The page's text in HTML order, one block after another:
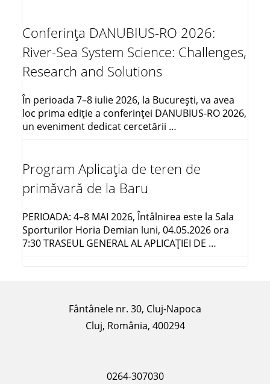
Conferința DANUBIUS-RO 2026:
River-Sea System Science: Challenges,
Research and Solutions
În perioada 7–8 iulie 2026, la București, va avea
loc prima ediție a conferinței DANUBIUS-RO 2026,
un eveniment dedicat cercetării …
Program Aplicația de teren de
primăvară de la Baru
PERIOADA: 4–8 MAI 2026, Întâlnirea este la Sala
Sporturilor Horia Demian luni, 04.05.2026 ora
7:30 TRASEUL GENERAL AL APLICAŢIEI DE …
Fântânele nr. 30, Cluj-Napoca
Cluj, România, 400294
0264-307030